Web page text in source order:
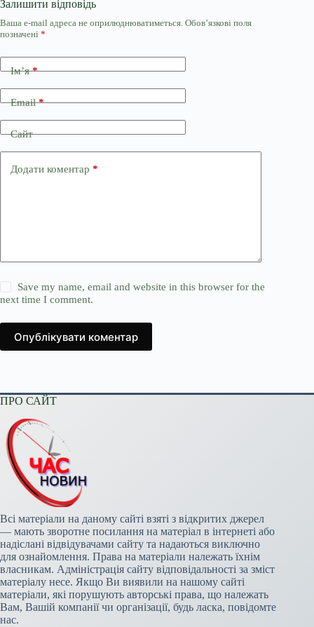
Залишити відповідь
Ваша e-mail адреса не оприлюднюватиметься. Обов’язкові поля
позначені *
Ім’я*
Email*
Сайт
Додати коментар *
Save my name, email and website in this browser for the
next time I comment.
Опублікувати коментар
ПРО САЙТ
Всі матеріали на даному сайті взяті з відкритих джерел
— мають зворотне посилання на матеріал в інтернеті або
надіслані відвідувачами сайту та надаються виключно
для ознайомлення. Права на матеріали належать їхнім
власникам. Адміністрація сайту відповідальності за зміст
матеріалу несе. Якщо Ви виявили на нашому сайті
матеріали, які порушують авторські права, що належать
Вам, Вашій компанії чи організації, будь ласка, повідомте
нас.